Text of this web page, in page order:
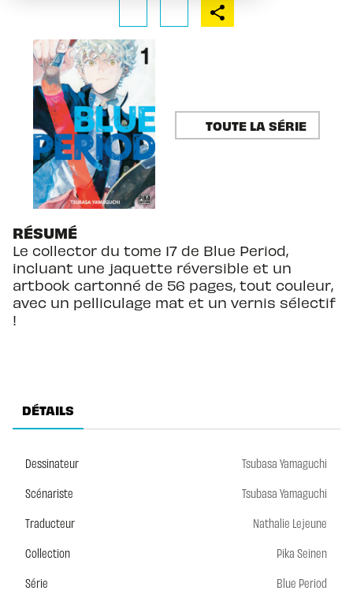
TOUTE LA SÉRIE
RÉSUMÉ
Le collector du tome 17 de Blue Period,
incluant une jaquette réversible et un
artbook cartonné de 56 pages, tout couleur,
avec un pelliculage mat et un vernis sélectif
!
DÉTAILS
Dessinateur
Tsubasa Yamaguchi
Scénariste
Tsubasa Yamaguchi
Traducteur
Nathalie Lejeune
Collection
Pika Seinen
Série
Blue Period